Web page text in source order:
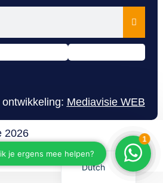
Mediavisie WEB
2026
Disclaimer
Dutch
English